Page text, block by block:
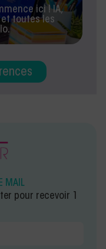
ici ! IA,
toutes les
MAIL
pour recevoir 1